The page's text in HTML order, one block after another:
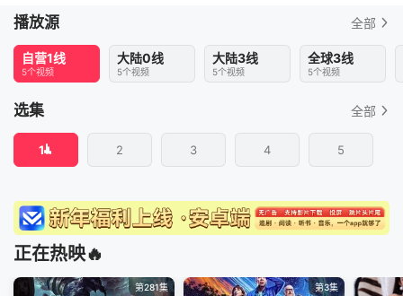
播放源 全部
自营1线
5个视频
大陆0线
5个视频
大陆3线
5个视频
全球3线
5个视频
选集 全部
1 2 3 4 5
正在热映🔥
第281集 第3集